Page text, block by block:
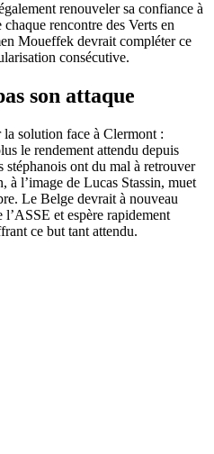
renouveler sa confiance à
rencontre des Verts en
Moueffek devrait compléter ce
consécutive.
son attaque
solution face à Clermont :
le rendement attendu depuis
stéphanois ont du mal à retrouver
à l’image de Lucas Stassin, muet
Le Belge devrait à nouveau
l’ASSE et espère rapidement
ce but tant attendu.